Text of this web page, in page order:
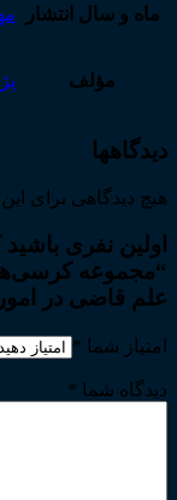
ماه و سال انتشار مهر
مؤلف
دیدگاهها
هیچ دیدگاهی برای
اولین نفری
علم قاضی در
امتیاز شما *
دیدگاه شما *